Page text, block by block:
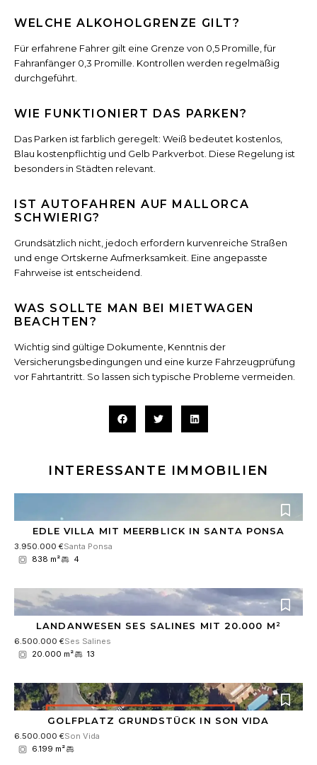
WELCHE ALKOHOLGRENZE GILT?
Für erfahrene Fahrer gilt eine Grenze von 0,5 Promille, für
Fahranfänger 0,3 Promille. Kontrollen werden regelmäßig
durchgeführt.
WIE FUNKTIONIERT DAS PARKEN?
Das Parken ist farblich geregelt: Weiß bedeutet kostenlos,
Blau kostenpflichtig und Gelb Parkverbot. Diese Regelung ist
besonders in Städten relevant.
IST AUTOFAHREN AUF MALLORCA
SCHWIERIG?
Grundsätzlich nicht, jedoch erfordern kurvenreiche Straßen
und enge Ortskerne Aufmerksamkeit. Eine angepasste
Fahrweise ist entscheidend.
WAS SOLLTE MAN BEI MIETWAGEN
BEACHTEN?
Wichtig sind gültige Dokumente, Kenntnis der
Versicherungsbedingungen und eine kurze Fahrzeugprüfung
vor Fahrtantritt. So lassen sich typische Probleme vermeiden.
INTERESSANTE IMMOBILIEN
EDLE VILLA MIT MEERBLICK IN SANTA PONSA
3.950.000 €Santa Ponsa
838 m²
4
LANDANWESEN SES SALINES MIT 20.000 M²
6.500.000 €Ses Salines
20.000 m²
13
GOLFPLATZ GRUNDSTÜCK IN SON VIDA
6.500.000 €Son Vida
6.199 m²